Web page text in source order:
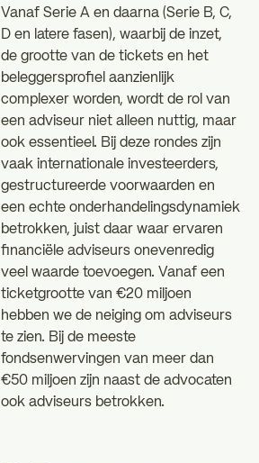
Vanaf Serie A en daarna (Serie B, C,
D en latere fasen), waarbij de inzet,
de grootte van de tickets en het
beleggersprofiel aanzienlijk
complexer worden, wordt de rol van
een adviseur niet alleen nuttig, maar
ook essentieel. Bij deze rondes zijn
vaak internationale investeerders,
gestructureerde voorwaarden en
een echte onderhandelingsdynamiek
betrokken, juist daar waar ervaren
financiële adviseurs onevenredig
veel waarde toevoegen. Vanaf een
ticketgrootte van €20 miljoen
hebben we de neiging om adviseurs
te zien. Bij de meeste
fondsenwervingen van meer dan
€50 miljoen zijn naast de advocaten
ook adviseurs betrokken.